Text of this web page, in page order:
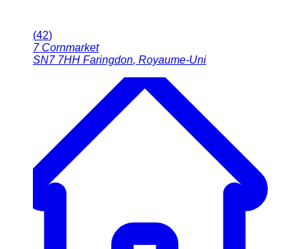
(42)
7 Cornmarket
SN7 7HH Faringdon, Royaume-Uni